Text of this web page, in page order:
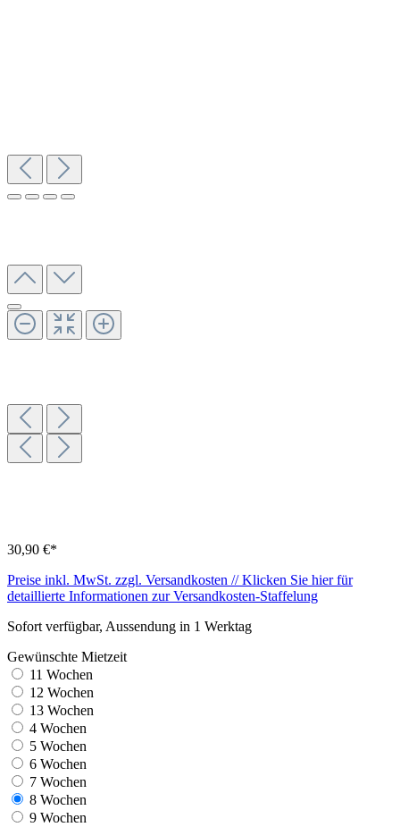
30,90 €*
Preise inkl. MwSt. zzgl. Versandkosten // Klicken Sie hier für
detaillierte Informationen zur Versandkosten-Staffelung
Sofort verfügbar, Aussendung in 1 Werktag
Gewünschte Mietzeit
11 Wochen
12 Wochen
13 Wochen
4 Wochen
5 Wochen
6 Wochen
7 Wochen
8 Wochen
9 Wochen